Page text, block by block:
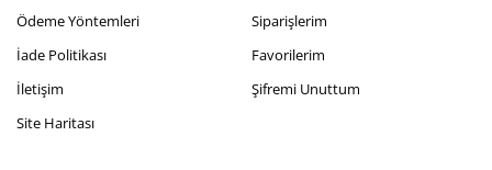
Ödeme Yöntemleri
İade Politikası
İletişim
Site Haritası
Siparişlerim
Favorilerim
Şifremi Unuttum